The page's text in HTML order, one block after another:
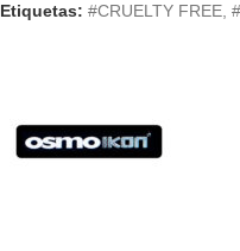
Etiquetas: #CRUELTY FREE